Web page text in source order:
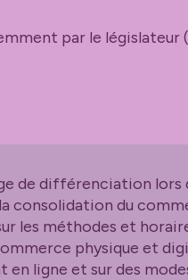
par le législateur
de différenciation lors
consolidation du
les méthodes et
physique et
en ligne et sur des